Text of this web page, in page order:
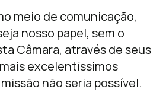
meio de comunicação,
nosso papel, sem o
Câmara, através de seus
excelentíssimos
não seria possível.